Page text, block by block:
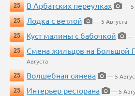
25
В Арбатских переулках
— 5
25
Лодка с ветлой
— 5 Августа
25
Куст малины с бабочкой
—
25
Смена жильцов на Большой
Августа
25
Волшебная синева
— 5
25
Интерьер ресторана — 5